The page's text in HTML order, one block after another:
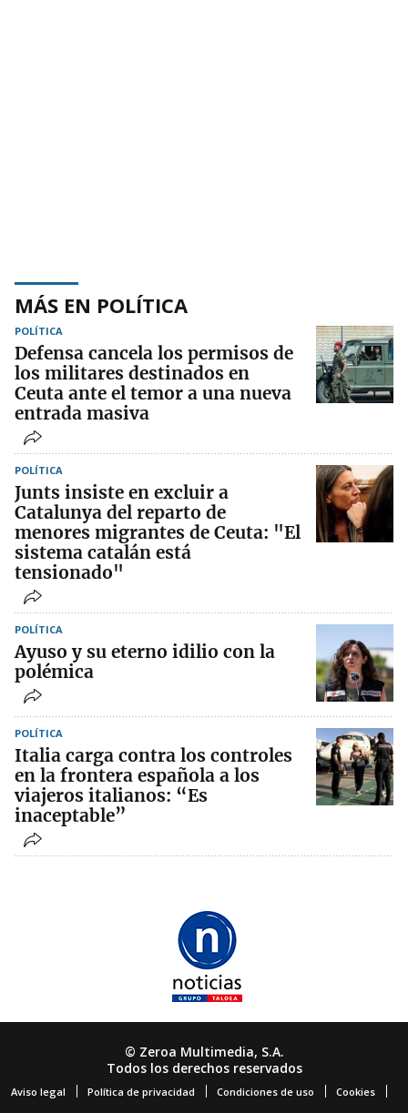
MÁS EN POLÍTICA
POLÍTICA
Defensa cancela los permisos de
los militares destinados en
Ceuta ante el temor a una nueva
entrada masiva
POLÍTICA
Junts insiste en excluir a
Catalunya del reparto de
menores migrantes de Ceuta: "El
sistema catalán está
tensionado"
POLÍTICA
Ayuso y su eterno idilio con la
polémica
POLÍTICA
Italia carga contra los controles
en la frontera española a los
viajeros italianos: “Es
inaceptable”
© Zeroa Multimedia, S.A.
Todos los derechos reservados
Aviso legal Política de privacidad Condiciones de uso Cookies